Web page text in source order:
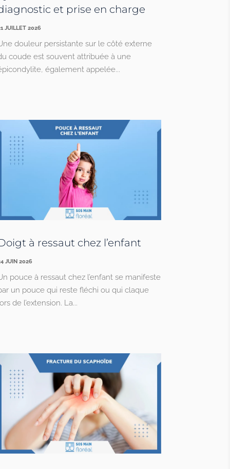
et prise en charge
JUILLET 2026
douleur persistante sur le côté externe
coude est souvent attribuée à une
également appelée...
à ressaut chez l’enfant
JUIN 2026
pouce à ressaut chez l’enfant se manifeste
un pouce qui reste fléchi ou qui claque
de l’extension. La...